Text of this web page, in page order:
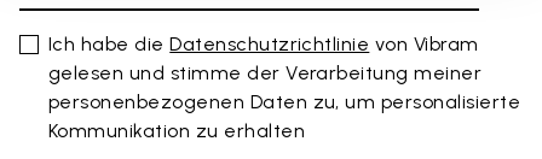
Ich habe dieDatenschutzrichtlinie von Vibram
gelesen und stimme der Verarbeitung meiner
personenbezogenen Daten zu, um personalisierte
Kommunikation zu erhalten